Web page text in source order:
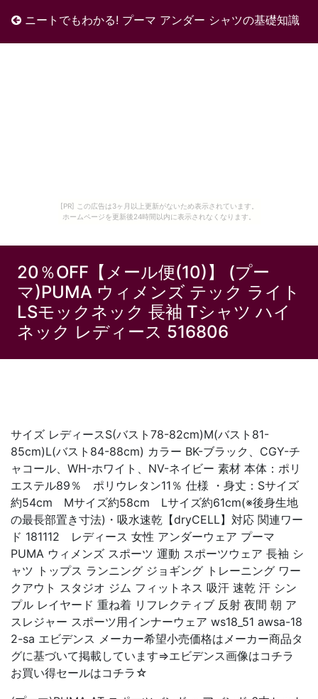
[PR] この広告は3ヶ月以上更新がないため表示されています。
ホームページを更新後24時間以内に表示されなくなります。
ニートでもわかる! プーマ アンダー シャツの基礎知識
20％OFF【メール便(10)】 (プー
マ)PUMA ウィメンズ テック ライト
LSモックネック 長袖 Tシャツ ハイ
ネック レディース 516806
サイズ レディースS(バスト78-82cm)M(バスト81-
85cm)L(バスト84-88cm) カラー BK-ブラック、CGY-チ
ャコール、WH-ホワイト、NV-ネイビー 素材 本体：ポリ
エステル89％ ポリウレタン11％ 仕様 ・身丈：Sサイズ
約54cm Mサイズ約58cm Lサイズ約61cm(※後身生地
の最長部置き寸法)・吸水速乾【dryCELL】対応 関連ワー
ド 181112 レディース 女性 アンダーウェア プーマ
PUMA ウィメンズ スポーツ 運動 スポーツウェア 長袖 シ
ャツ トップス ランニング ジョギング トレーニング ワー
クアウト スタジオ ジム フィットネス 吸汗 速乾 汗 シン
プル レイヤード 重ね着 リフレクティブ 反射 夜間 朝 ア
スレジャー スポーツ用インナーウェア ws18_51 awsa-18
2-sa エビデンス メーカー希望小売価格はメーカー商品タ
グに基づいて掲載しています⇒エビデンス画像はコチラ
お買い得セールはコチラ☆